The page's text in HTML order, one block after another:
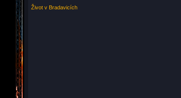
Život v Bradavicích